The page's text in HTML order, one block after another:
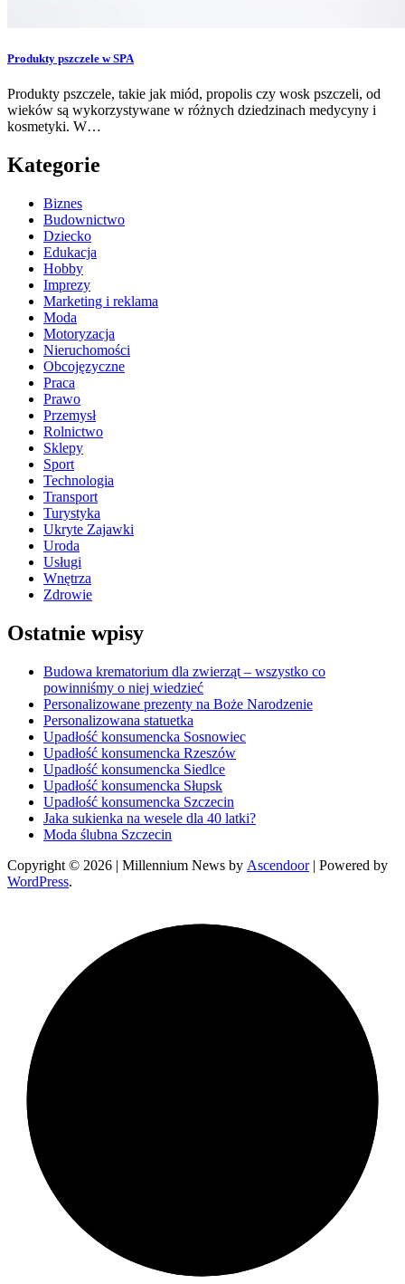
Produkty pszczele w SPA
Produkty pszczele, takie jak miód, propolis czy wosk pszczeli, od
wieków są wykorzystywane w różnych dziedzinach medycyny i
kosmetyki. W…
Kategorie
Biznes
Budownictwo
Dziecko
Edukacja
Hobby
Imprezy
Marketing i reklama
Moda
Motoryzacja
Nieruchomości
Obcojęzyczne
Praca
Prawo
Przemysł
Rolnictwo
Sklepy
Sport
Technologia
Transport
Turystyka
Ukryte Zajawki
Uroda
Usługi
Wnętrza
Zdrowie
Ostatnie wpisy
Budowa krematorium dla zwierząt – wszystko co
powinniśmy o niej wiedzieć
Personalizowane prezenty na Boże Narodzenie
Personalizowana statuetka
Upadłość konsumencka Sosnowiec
Upadłość konsumencka Rzeszów
Upadłość konsumencka Siedlce
Upadłość konsumencka Słupsk
Upadłość konsumencka Szczecin
Jaka sukienka na wesele dla 40 latki?
Moda ślubna Szczecin
Copyright © 2026 | Millennium News by Ascendoor| Powered by
WordPress.